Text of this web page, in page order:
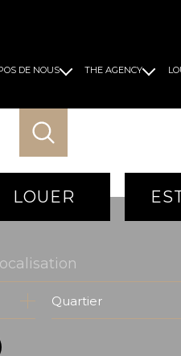
DE NOUS
Experts
Mission
THE AGENCY
Call center
LOUER
de l'immo pro
Quartier